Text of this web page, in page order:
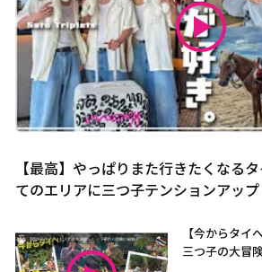
【最高】やっぱりまた行きたくなる
てのエリアに三つ子テンションアップ
【今からタイ
三つ子の大冒